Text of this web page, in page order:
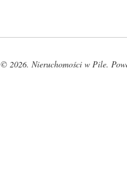
© 2026. Nieruchomości w Pile.